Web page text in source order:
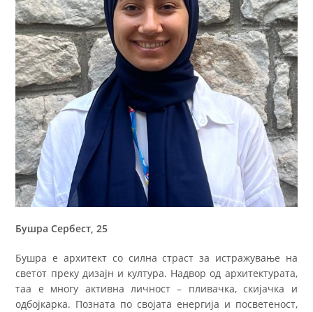
Бушра Сербест, 25
Бушра е архитект со силна страст за истражување на
светот преку дизајн и култура. Надвор од архитектурата,
таа е многу активна личност – пливачка, скијачка и
одбојкарка. Позната по својата енергија и посветеност,